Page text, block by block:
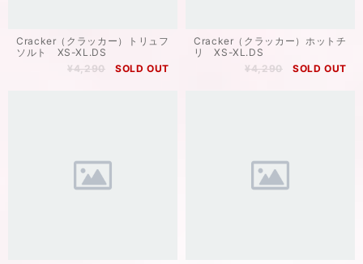
Cracker（クラッカー）トリュフ
ソルト XS-XL.DS
¥4,290
SOLD OUT
Cracker（クラッカー）ホットチ
リ XS-XL.DS
¥4,290
SOLD OUT